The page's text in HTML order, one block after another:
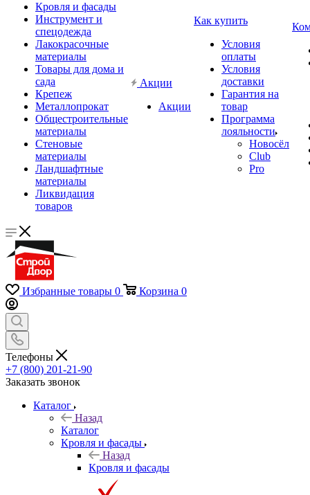
Кровля и фасады
Инструмент и
спецодежда
Лакокрасочные
материалы
Товары для дома и
сада
Крепеж
Металлопрокат
Общестроительные
материалы
Стеновые
материалы
Ландшафтные
материалы
Ликвидация
товаров
Акции
Акции
Как купить
Условия
оплаты
Условия
доставки
Гарантия на
товар
Программа
лояльности
Новосёл
Club
Pro
Избранные товары 0 Корзина 0
Телефоны
+7 (800) 201-21-90
Заказать звонок
Каталог
Назад
Каталог
Кровля и фасады
Назад
Кровля и фасады